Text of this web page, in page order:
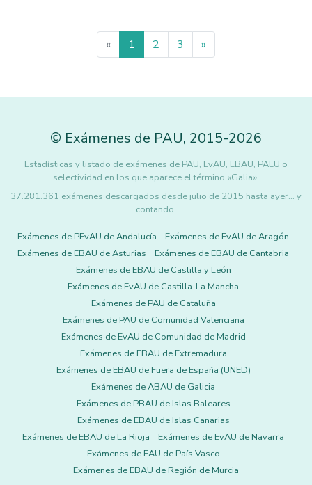
« 1 2 3 »
© Exámenes de PAU, 2015-2026
Estadísticas y listado de exámenes de PAU, EvAU, EBAU, PAEU o
selectividad en los que aparece el término «Galia».
37.281.361 exámenes descargados desde julio de 2015 hasta ayer... y
contando.
Exámenes de PEvAU de Andalucía
Exámenes de EvAU de Aragón
Exámenes de EBAU de Asturias
Exámenes de EBAU de Cantabria
Exámenes de EBAU de Castilla y León
Exámenes de EvAU de Castilla-La Mancha
Exámenes de PAU de Cataluña
Exámenes de PAU de Comunidad Valenciana
Exámenes de EvAU de Comunidad de Madrid
Exámenes de EBAU de Extremadura
Exámenes de EBAU de Fuera de España (UNED)
Exámenes de ABAU de Galicia
Exámenes de PBAU de Islas Baleares
Exámenes de EBAU de Islas Canarias
Exámenes de EBAU de La Rioja
Exámenes de EvAU de Navarra
Exámenes de EAU de País Vasco
Exámenes de EBAU de Región de Murcia